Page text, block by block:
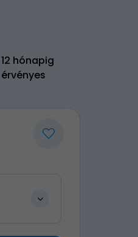
12 hónapig
érvényes